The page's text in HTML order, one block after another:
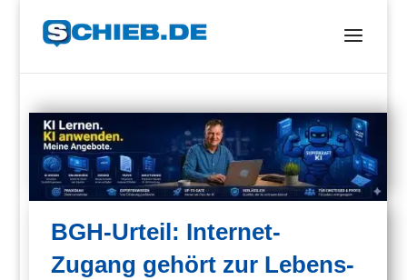
BGH-Urteil: Internet-
Zugang gehört zur Lebens-